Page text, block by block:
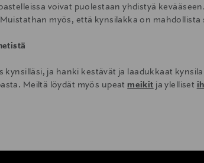
voivat puolestaan yhdistyä
myös, että kynsilakka on
kynsilläsi, ja hanki kestävät ja laadukkaat
Meiltä löydät myös upeat meikit ja ylelliset